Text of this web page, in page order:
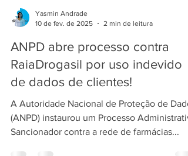
10 de fev. de 2025
2 min de leitura
ANPD abre processo contra
RaiaDrogasil por uso indevido
de dados de clientes!
A Autoridade Nacional de Proteção de